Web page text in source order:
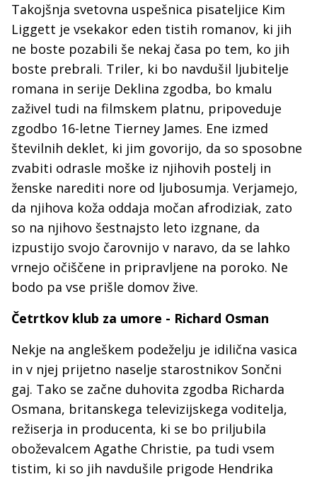
Takojšnja svetovna uspešnica pisateljice Kim
Liggett je vsekakor eden tistih romanov, ki jih
ne boste pozabili še nekaj časa po tem, ko jih
boste prebrali. Triler, ki bo navdušil ljubitelje
romana in serije Deklina zgodba, bo kmalu
zaživel tudi na filmskem platnu, pripoveduje
zgodbo 16-letne Tierney James. Ene izmed
številnih deklet, ki jim govorijo, da so sposobne
zvabiti odrasle moške iz njihovih postelj in
ženske narediti nore od ljubosumja. Verjamejo,
da njihova koža oddaja močan afrodiziak, zato
so na njihovo šestnajsto leto izgnane, da
izpustijo svojo čarovnijo v naravo, da se lahko
vrnejo očiščene in pripravljene na poroko. Ne
bodo pa vse prišle domov žive.
Četrtkov klub za umore - Richard Osman
Nekje na angleškem podeželju je idilična vasica
in v njej prijetno naselje starostnikov Sončni
gaj. Tako se začne duhovita zgodba Richarda
Osmana, britanskega televizijskega voditelja,
režiserja in producenta, ki se bo priljubila
oboževalcem Agathe Christie, pa tudi vsem
tistim, ki so jih navdušile prigode Hendrika